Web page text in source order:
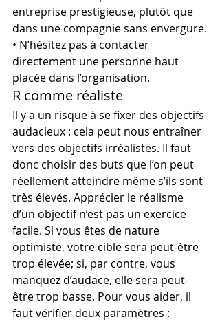
entreprise prestigieuse, plutôt que
dans une compagnie sans envergure.
• N’hésitez pas à contacter
directement une personne haut
placée dans l’organisation.
R comme réaliste
Il y a un risque à se fixer des objectifs
audacieux : cela peut nous entraîner
vers des objectifs irréalistes. Il faut
donc choisir des buts que l’on peut
réellement atteindre même s’ils sont
très élevés. Apprécier le réalisme
d’un objectif n’est pas un exercice
facile. Si vous êtes de nature
optimiste, votre cible sera peut-être
trop élevée; si, par contre, vous
manquez d’audace, elle sera peut-
être trop basse. Pour vous aider, il
faut vérifier deux paramètres :